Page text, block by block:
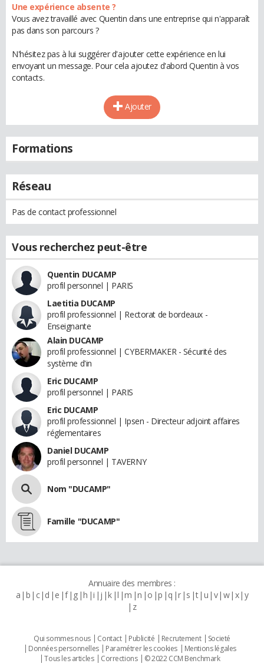
Une expérience absente ?
Vous avez travaillé avec Quentin dans une entreprise qui n'apparaît
pas dans son parcours ?
N'hésitez pas à lui suggérer d'ajouter cette expérience en lui
envoyant un message. Pour cela ajoutez d'abord Quentin à vos
contacts.
Ajouter
Formations
Réseau
Pas de contact professionnel
Vous recherchez peut-être
Quentin DUCAMP
profil personnel | PARIS
Laetitia DUCAMP
profil professionnel | Rectorat de bordeaux -
Enseignante
Alain DUCAMP
profil professionnel | CYBERMAKER - Sécurité des
système d'in
Eric DUCAMP
profil personnel | PARIS
Eric DUCAMP
profil professionnel | Ipsen - Directeur adjoint affaires
réglementaires
Daniel DUCAMP
profil personnel | TAVERNY
Nom "DUCAMP"
Famille "DUCAMP"
Annuaire des membres :
a b c d e f g h i j k l m n o p q r s t u v w x y
z
Qui sommes nous Contact Publicité Recrutement
Societé
Données personnelles
Paramétrer les cookies
Mentions légales
Tous les articles
Corrections © 2022 CCM Benchmark